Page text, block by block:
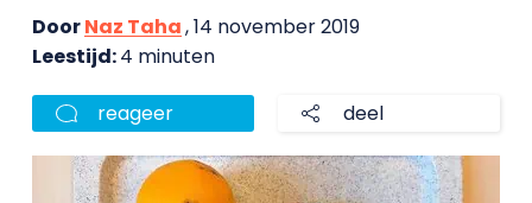
DoorNaz Taha, 14 november 2019
Leestijd:4 minuten
reageer deel